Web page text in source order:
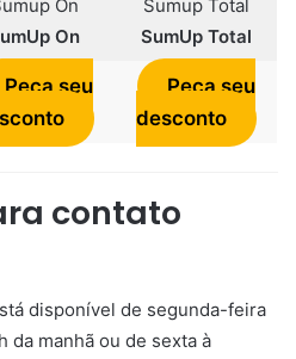
On SumUp Total
Peça seu
Peça seu
desconto
contato
disponível de segunda-feira
da manhã ou de sexta à